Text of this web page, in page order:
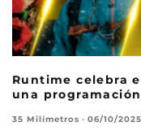
Runtime celebra
una
35 Milímetros · 06/10/2025